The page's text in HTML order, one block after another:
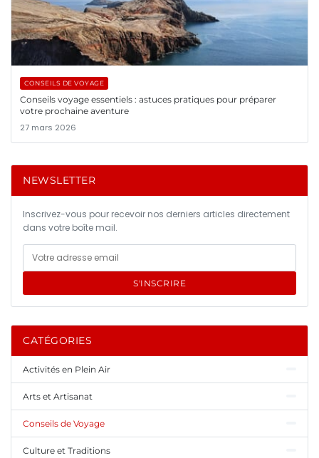
CONSEILS DE VOYAGE
Conseils voyage essentiels : astuces pratiques pour préparer
votre prochaine aventure
27 mars 2026
NEWSLETTER
Inscrivez-vous pour recevoir nos derniers articles directement
dans votre boîte mail.
S'INSCRIRE
CATÉGORIES
Activités en Plein Air
Arts et Artisanat
Conseils de Voyage
Culture et Traditions